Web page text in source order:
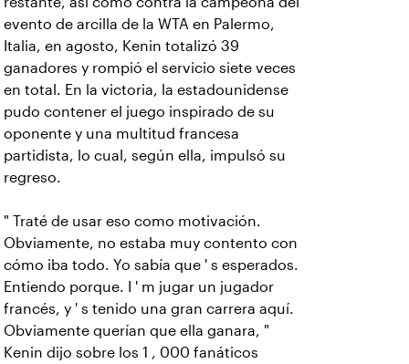
evento de arcilla de la WTA en Palermo,
Italia, en agosto, Kenin totalizó 39
ganadores y rompió el servicio siete veces
en total. En la victoria, la estadounidense
pudo contener el juego inspirado de su
oponente y una multitud francesa
partidista, lo cual, según ella, impulsó su
regreso.
" Traté de usar eso como motivación.
Obviamente, no estaba muy contento con
cómo iba todo. Yo sabía que ' s esperados.
Entiendo porque. I ' m jugar un jugador
francés, y ' s tenido una gran carrera aquí.
Obviamente querían que ella ganara, "
Kenin dijo sobre los 1 , 000 fanáticos